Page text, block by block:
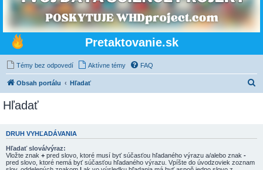
Pretaktovanie.sk
Témy bez odpovedí Aktívne témy FAQ
Obsah portálu Hľadať
a
Hľadať
DRUH VYHĽADÁVANIA
Hľadať slová/výraz:
Vložte znak + pred slovo, ktoré musí byť súčasťou hľadaného výrazu a/alebo znak -
pred slovo, ktoré nemá byť súčasťou hľadaného výrazu. Vpíšte do úvodzoviek zoznam